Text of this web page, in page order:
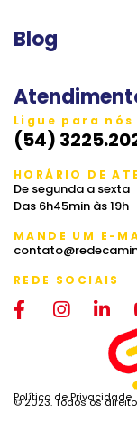
Blog
Ligue para nós
(54)
HORÁRIO DE
De segunda a sexta
Das 6h45min às 19h
MANDE UM E-
REDE SOCIAIS
Política de Privacidade
© 2023. Todos os